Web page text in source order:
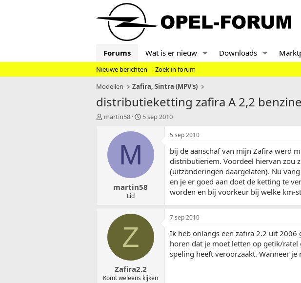
Forums Wat is er nieuw Downloads
Nieuwe berichten
Zoek in forum
Modellen
Zafira, Sintra (MPV's)
distributieketting zafira A 2,2
T
e
martin58
S
a
t
u
5 sep 2010
M
martin58
Lid
5 sep 2010
bij de aanschaf van mijn Zafira werd
distributieriem. Voordeel hiervan zou
(uitzonderingen daargelaten). Nu
en je er goed aan doet de ketting te
worden en bij voorkeur bij welke km-
Z
Zafira2.2
Komt weleens kijken
7 sep 2010
Ik heb onlangs een zafira 2.2 uit
horen dat je moet letten op getik/
speling heeft veroorzaakt. Wanneer